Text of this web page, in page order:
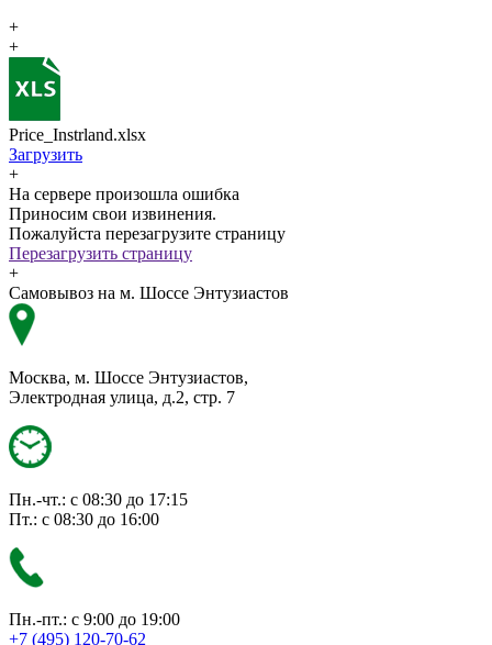
+
+
Price_Instrland.xlsx
Загрузить
+
На сервере произошла ошибка
Приносим свои извинения.
Пожалуйста перезагрузите страницу
Перезагрузить страницу
+
Самовывоз на м. Шоссе Энтузиастов
Москва, м. Шоссе Энтузиастов,
Электродная улица, д.2, стр. 7
Пн.-чт.: с 08:30 до 17:15
Пт.: с 08:30 до 16:00
Пн.-пт.: с 9:00 до 19:00
+7 (495) 120-70-62